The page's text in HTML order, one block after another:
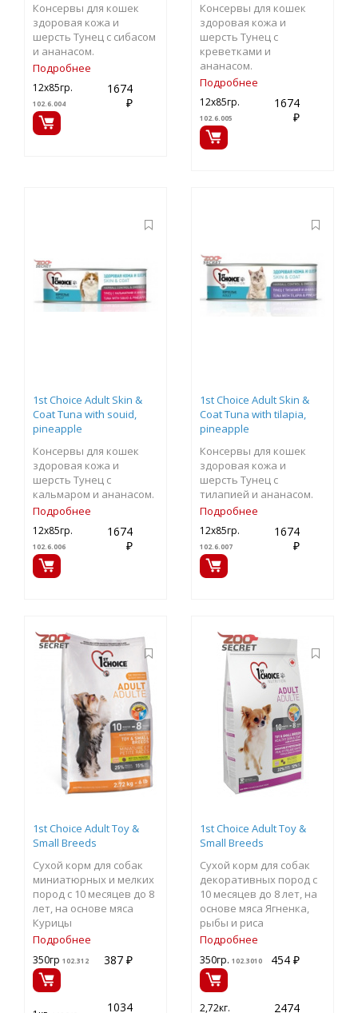
Консервы для кошек
здоровая кожа и
шерсть Тунец с сибасом
и ананасом.
Подробнее
12х85гр.
102.6.004
1674
₽
Консервы для кошек
здоровая кожа и
шерсть Тунец с
креветками и
ананасом.
Подробнее
12х85гр.
102.6.005
1674
₽
1st Choice Adult Skin &
Coat Tuna with souid,
pineapple
Консервы для кошек
здоровая кожа и
шерсть Тунец с
кальмаром и ананасом.
Подробнее
12х85гр.
102.6.006
1674
₽
1st Choice Adult Skin &
Coat Tuna with tilapia,
pineapple
Консервы для кошек
здоровая кожа и
шерсть Тунец с
тилапией и ананасом.
Подробнее
12х85гр.
102.6.007
1674
₽
1st Choice Adult Toy &
Small Breeds
Сухой корм для собак
миниатюрных и мелких
пород с 10 месяцев до 8
лет, на основе мяса
Курицы
Подробнее
350гр 102.312 387 ₽
1034
1st Choice Adult Toy &
Small Breeds
Сухой корм для собак
декоративных пород с
10 месяцев до 8 лет, на
основе мяса Ягненка,
рыбы и риса
Подробнее
350гр. 102.3010 454 ₽
2,72кг.
2474